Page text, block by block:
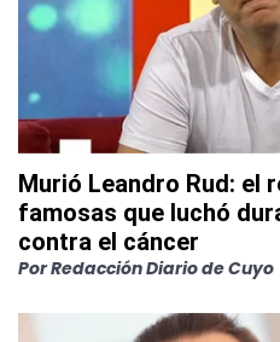
Murió Leandro Rud: el
famosas que luchó
contra el cáncer
PorRedacción Diario de Cuyo